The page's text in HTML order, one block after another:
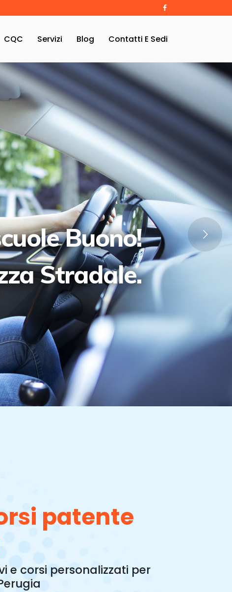
CQC Servizi Blog Contatti E Sedi
Buono!
Stradale.
patente
e corsi personalizzati per